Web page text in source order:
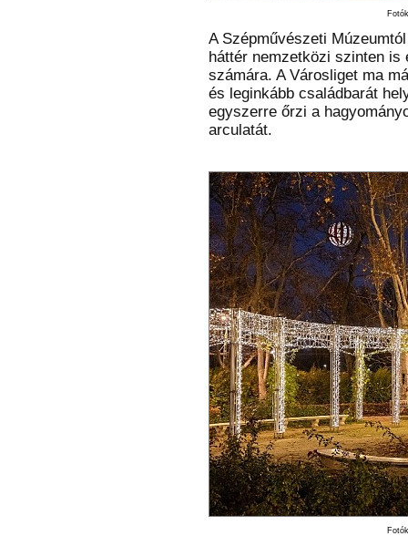
A Szépművészeti
háttér nemzetközi szinten is
számára. A Városliget ma
és leginkább családbarát
egyszerre őrzi a
arculatát.